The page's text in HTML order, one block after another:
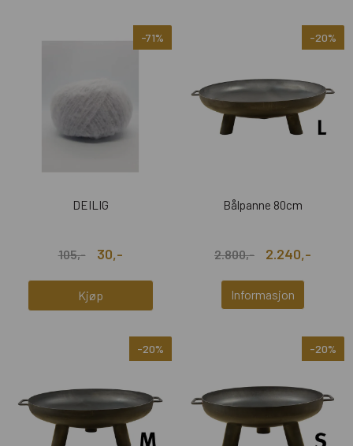
-71%
DEILIG
105,- 30,-
Kjøp
-20%
Bålpanne 80cm
2.800,- 2.240,-
Informasjon
-20% -20%